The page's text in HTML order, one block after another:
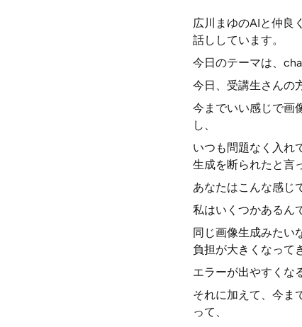
広川まゆのAIと仲良
話ししています。
今日のテーマは、
今日、受講生さんの
今までいい感じで画
し、
いつも問題なく入れ
生成を断られたと言
あなたはこんな感じ
私はいくつかあるん
同じ画像生成みたい
負担が大きくなって
エラーが出やすくな
それに加えて、今ま
って、